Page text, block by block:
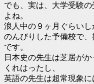
でも、実は、大学受験
よね。
浪人中の９ヶ月ぐらいし
のんびりした予備校で
です。
日本史の先生は芝居が
くれはったし、
英語の先生は超常現象